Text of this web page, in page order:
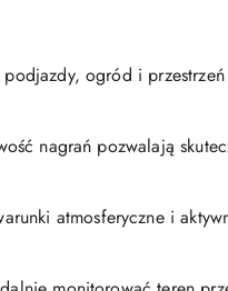
ogród i przestrzeń
nagrań pozwalają
atmosferyczne i